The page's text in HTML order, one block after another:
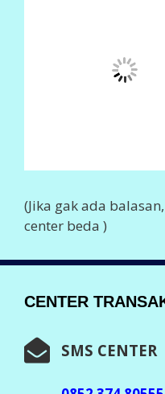
0857 774 80555
0857 723 80555
0896 959 80555
0897 54 80555
Info Lengkap,